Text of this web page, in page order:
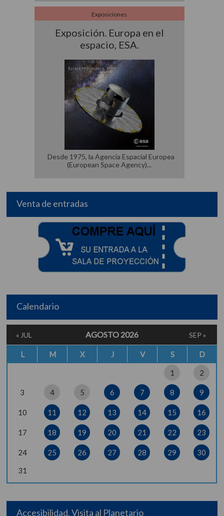
Exposición. Europa en el
espacio, ESA.
Exposiciones
Desde 1975, la Agencia Espacial Europea
(European Space Agency)
Venta de entradas
Calendario
AGOSTO 2026
L M X J V S D
1 2
3 4 5 6 7 8 9
10 11 12 13 14 15 16
17 18 19 20 21 22 23
24 25 26 27 28 29
30
31
« JUL SEP »
Accesibilidad. Visita al Planetario